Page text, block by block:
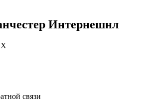
Интернешнл
связи